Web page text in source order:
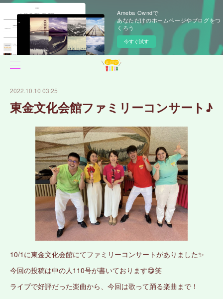
Ameba Owndで
あなただけのホームページやブログをつ
くろう
今すぐ試す
2022.10.10 03:25
東金文化会館ファミリーコンサート♪
10/1に東金文化会館にてファミリーコンサートがありました✨
今回の投稿は中の人110号が書いております😋笑
ライブで好評だった楽曲から、今回は歌って踊る楽曲まで！